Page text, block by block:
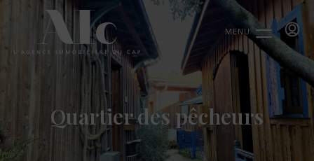
MENU
Quartier des pêcheurs